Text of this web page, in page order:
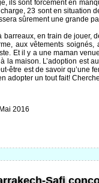
ils sont forcément en
23 sont en situation
sûrement une grande
en train de jouer,
aux vêtements
Et il y a une maman
maison. L’adoption est
être est de savoir qu’une
adopter un tout fait!
2016
Safi